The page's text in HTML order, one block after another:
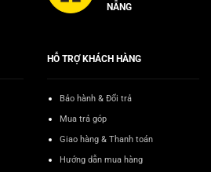
NẴNG
HỖ TRỢ KHÁCH HÀNG
Bảo hành & Đổi trả
Mua trả góp
Giao hàng & Thanh toán
Hướng dẫn mua hàng